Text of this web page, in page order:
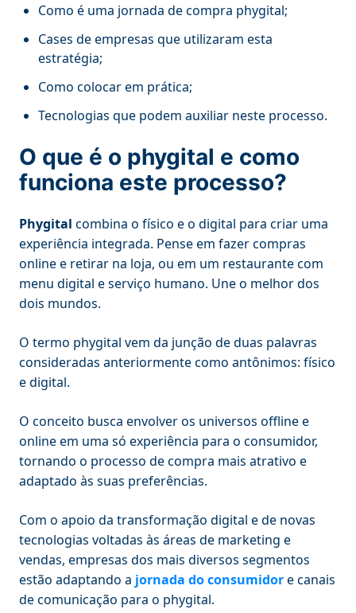
Como é uma jornada de compra phygital;
Cases de empresas que utilizaram esta
estratégia;
Como colocar em prática;
Tecnologias que podem auxiliar neste processo.
O que é o phygital e como
funciona este processo?
Phygital combina o físico e o digital para criar uma
experiência integrada. Pense em fazer compras
online e retirar na loja, ou em um restaurante com
menu digital e serviço humano. Une o melhor dos
dois mundos.
O termo phygital vem da junção de duas palavras
consideradas anteriormente como antônimos: físico
e digital.
O conceito busca envolver os universos offline e
online em uma só experiência para o consumidor,
tornando o processo de compra mais atrativo e
adaptado às suas preferências.
Com o apoio da transformação digital e de novas
tecnologias voltadas às áreas de marketing e
vendas, empresas dos mais diversos segmentos
estão adaptando a jornada do consumidore canais
de comunicação para o phygital.